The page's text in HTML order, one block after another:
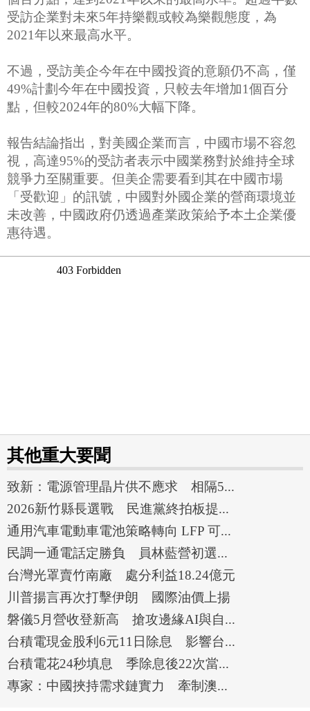
受訪企業對未來5年持樂觀或較為樂觀態度，為
2021年以來最高水平。
不過，受訪美企今年在中國投資的意願仍不高，僅
49%計劃今年在中國投資，只較去年增加1個百分
點，但較2024年的80%大幅下降。
報告結論指出，對美國企業而言，中國市場不容忽
視，高達95%的受訪者表示中國業務對於維持全球
競爭力至關重要。但美企需要看到其在中國市場
「受歡迎」的訊號，中國對外國企業的營商環境並
未改善，中國政府仍透過產業政策給予本土企業優
惠待遇。
其他重大要聞
致新：電源管理晶片供不應求 相隔5...
2026新竹縣長選戰 民進黨終拍板提...
通用汽車電動車電池策略轉向 LFP 可...
民調一通電話定勝負 員林藍營初選...
台灣光罩賣竹南廠 處分利益18.24億元
川普揚言再次打擊伊朗 國際油價上揚
磐儀5月營收登新高 搶攻邊緣AI與自...
台積電現金股利6元11日除息 影響台...
台積電花24秒填息 季除息後22次當...
專家：中國挾持需求鏈實力 牽制澳...